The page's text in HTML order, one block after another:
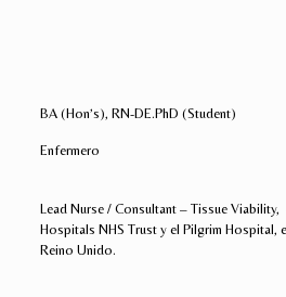
BA (Hon’s), RN-DE.PhD (Student)
Enfermero
Lead Nurse / Consultant – Tissue
Hospitals NHS Trust y el Pilgrim Hospital,
Reino Unido.